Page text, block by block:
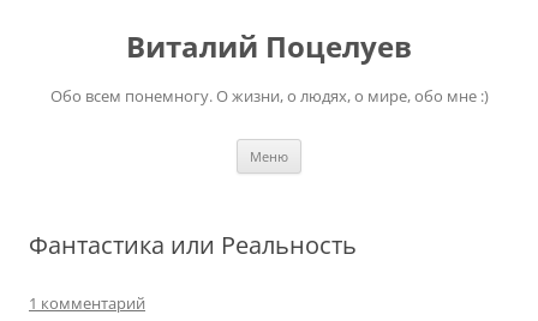
содержимомуВиталий Поцелуев
Обо всем понемногу. О жизни, о людях, о мире, обо мне :)
Меню
Фантастика или Реальность
1 комментарий